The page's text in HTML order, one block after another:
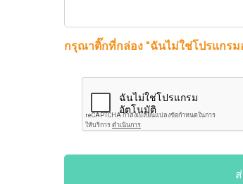
กรุณาติ๊กที่กล่อง "ฉันไม่ใช่โปรแกร